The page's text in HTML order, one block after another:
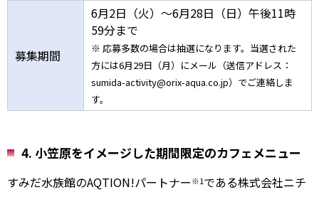
募集期間
6月2日（火）～6月28日（日）午後11時
59分まで
※ 応募多数の場合は抽選になります。当選された
方には6月29日（月）にメール（送信アドレス：
sumida-activity@orix-aqua.co.jp）でご連絡しま
す。
4. 小笠原をイメージした期間限定のカフェメニュー
すみだ水族館のAQTION!パートナー※1である株式会社ニチ